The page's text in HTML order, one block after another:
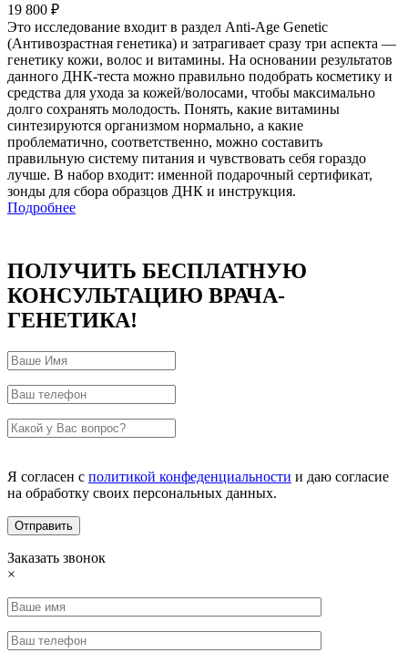
19 800 ₽
Это исследование входит в раздел Anti-Age Genetic
(Антивозрастная генетика) и затрагивает сразу три аспекта —
генетику кожи, волос и витамины. На основании результатов
данного ДНК-теста можно правильно подобрать косметику и
средства для ухода за кожей/волосами, чтобы максимально
долго сохранять молодость. Понять, какие витамины
синтезируются организмом нормально, а какие
проблематично, соответственно, можно составить
правильную систему питания и чувствовать себя гораздо
лучше. В набор входит: именной подарочный сертификат,
зонды для сбора образцов ДНК и инструкция.
Подробнее
ПОЛУЧИТЬ БЕСПЛАТНУЮ
КОНСУЛЬТАЦИЮ ВРАЧА-
ГЕНЕТИКА!
Я согласен с политикой конфеденциальности и даю согласие
на обработку своих персональных данных.
Заказать звонок
×